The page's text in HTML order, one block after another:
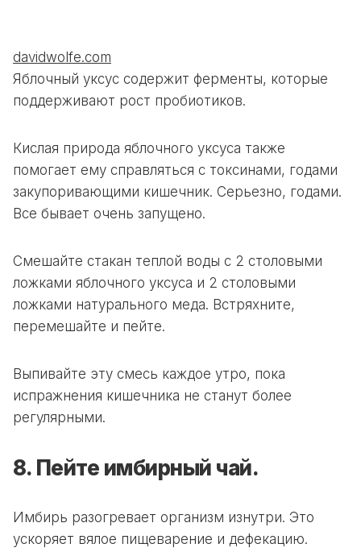
davidwolfe.com
Яблочный уксус содержит ферменты, которые
поддерживают рост пробиотиков.
Кислая природа яблочного уксуса также
помогает ему справляться с токсинами, годами
закупоривающими кишечник. Серьезно, годами.
Все бывает очень запущено.
Смешайте стакан теплой воды с 2 столовыми
ложками яблочного уксуса и 2 столовыми
ложками натурального меда. Встряхните,
перемешайте и пейте.
Выпивайте эту смесь каждое утро, пока
испражнения кишечника не станут более
регулярными.
8. Пейте имбирный чай.
Имбирь разогревает организм изнутри. Это
ускоряет вялое пищеварение и дефекацию.